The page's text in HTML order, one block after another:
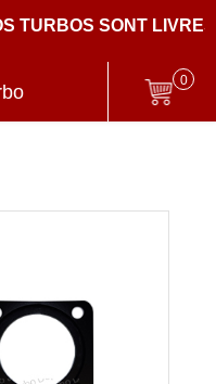
SONT LIVRES
0